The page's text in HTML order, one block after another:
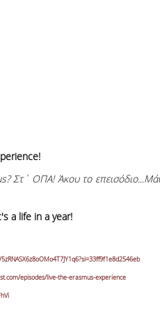
Στ΄ ΟΠΑ! Άκου το
a life in a year!
episodes/live-the-erasmus-experience